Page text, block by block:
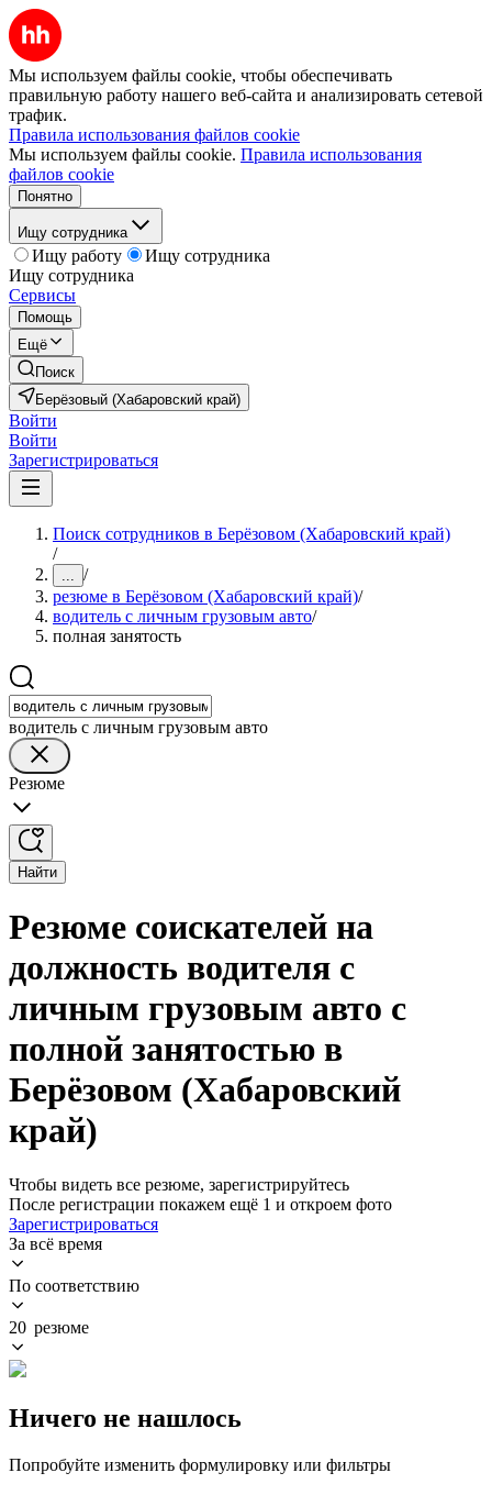
Мы используем файлы cookie, чтобы обеспечивать
правильную работу нашего веб-сайта и анализировать сетевой
трафик.
Правила использования файлов cookie
Мы используем файлы cookie. Правила использования
файлов cookie
Понятно
Ищу сотрудника
Ищу работу
Ищу сотрудника
Ищу сотрудника
Сервисы
Помощь
Ещё
Поиск
Берёзовый (Хабаровский край)
Войти
Войти
Зарегистрироваться
Поиск сотрудников в Берёзовом (Хабаровский край)
/
... /
резюме в Берёзовом (Хабаровский край)/
водитель с личным грузовым авто/
полная занятость
водитель с личным грузовым авто
Резюме
Найти
Резюме соискателей на
должность водителя с
личным грузовым авто с
полной занятостью в
Берёзовом (Хабаровский
край)
Чтобы видеть все резюме, зарегистрируйтесь
После регистрации покажем ещё 1 и откроем фото
Зарегистрироваться
За всё время
По соответствию
20 резюме
Ничего не нашлось
Попробуйте изменить формулировку или фильтры